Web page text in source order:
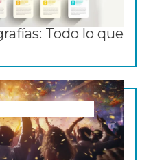
Todo lo que